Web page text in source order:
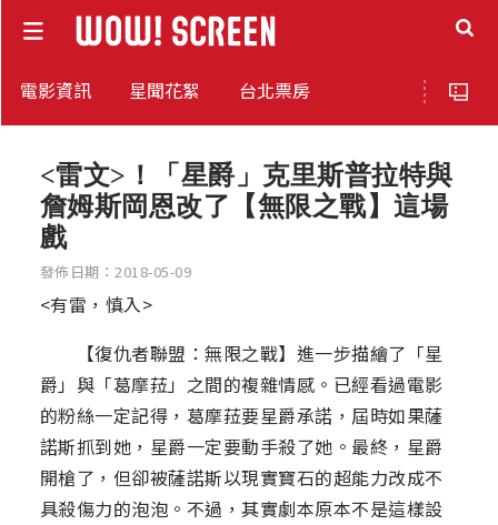
電影資訊 星聞花絮 台北票房
<雷文>！「星爵」克里斯普拉特與
詹姆斯岡恩改了【無限之戰】這場
戲
發佈日期：2018-05-09
<有雷，慎入>
【復仇者聯盟：無限之戰】進一步描繪了「星
爵」與「葛摩菈」之間的複雜情感。已經看過電影
的粉絲一定記得，葛摩菈要星爵承諾，屆時如果薩
諾斯抓到她，星爵一定要動手殺了她。最終，星爵
開槍了，但卻被薩諾斯以現實寶石的超能力改成不
具殺傷力的泡泡。不過，其實劇本原本不是這樣設